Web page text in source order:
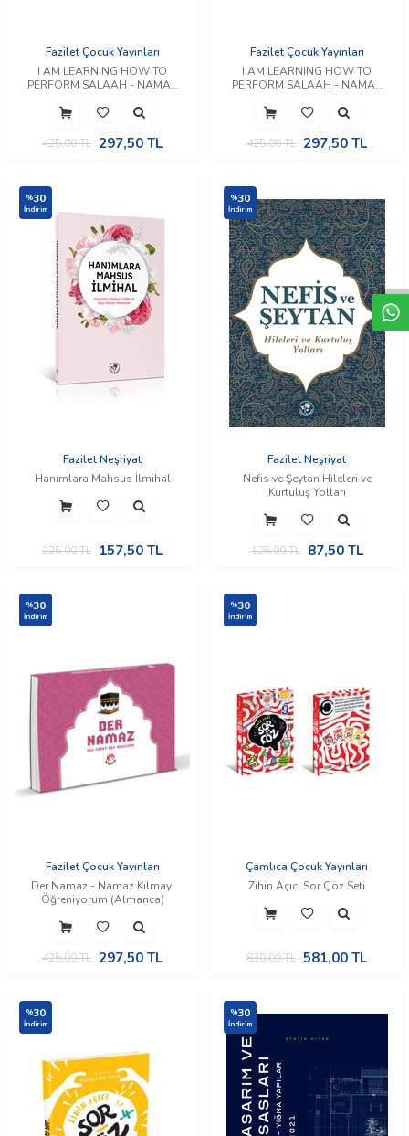
WhtappDeseHatt
Fazilet Çocuk Yayınları
I AM LEARNING HOW TO
PERFORM SALAAH - NAMAZ
(İngilizce)
425,00TL 297,50 TL
Fazilet Çocuk Yayınları
I AM LEARNING HOW TO
PERFORM SALAAH - NAMAZ
(İngilizce)
425,00TL 297,50 TL
%30
İndirim
Fazilet Neşriyat
Hanımlara Mahsus İlmihal
225,00TL 157,50 TL
%30
İndirim
Fazilet Neşriyat
Nefis ve Şeytan Hileleri ve
Kurtuluş Yolları
125,00TL 87,50TL
%30
İndirim
Fazilet Çocuk Yayınları
Der Namaz - Namaz Kılmayı
Öğreniyorum (Almanca)
425,00TL 297,50 TL
%30
İndirim
Çamlıca Çocuk Yayınları
Zihin Açıcı Sor Çöz Seti
830,00TL 581,00 TL
%30
İndirim
%30
İndirim